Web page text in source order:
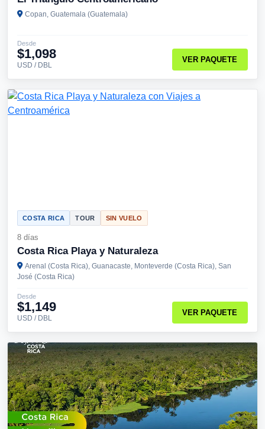
Copan, Guatemala (Guatemala)
Desde
$1,098
USD / DBL
VER PAQUETE
COSTA RICA TOUR SIN VUELO
8 días
Costa Rica Playa y Naturaleza
Arenal (Costa Rica), Guanacaste, Monteverde (Costa Rica), San
José (Costa Rica)
Desde
$1,149
USD / DBL
VER PAQUETE